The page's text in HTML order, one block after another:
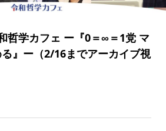
哲学カフェ ー『0＝∞＝1党 マ
』ー（2/16までアーカイブ視